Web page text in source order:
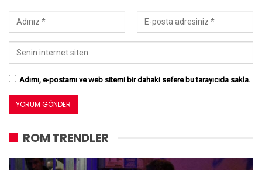
Adımı, e-postamı ve web sitemi bir dahaki sefere bu tarayıcıda sakla.
ROM TRENDLER